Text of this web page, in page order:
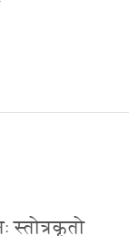
स्तोत्रकृतो